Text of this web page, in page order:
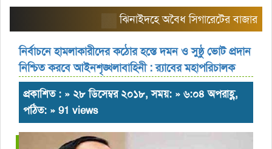
ঝিনাইদহে অবৈধ সিগারেটের বাজার তৈরি
নির্বাচনে হামলাকারীদের কঠোর হস্তে দমন ও সুষ্ঠু ভোট প্রদান
নিশ্চিত করবে আইনশৃঙ্খলাবাহিনী : র‌্যাবের মহাপরিচালক
প্রকাশিত : » ২৮ ডিসেম্বর ২০১৮, সময়: » ৬:০৪ অপরাহ্ণ,
পঠিত: » 91 views